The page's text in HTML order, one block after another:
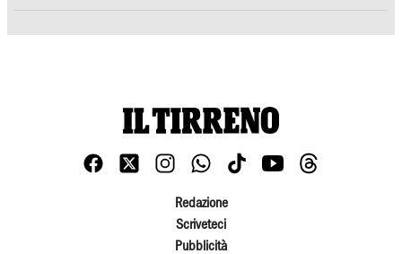
Redazione
Scriveteci
Pubblicità